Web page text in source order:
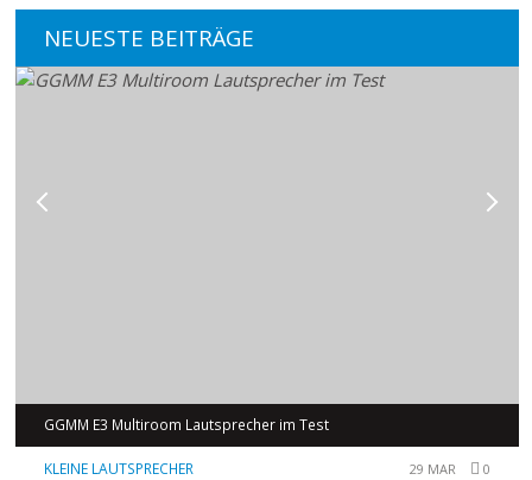
NEUESTE BEITRÄGE
GGMM E3 Multiroom Lautsprecher im Test
KLEINE LAUTSPRECHER 29 MAR 0